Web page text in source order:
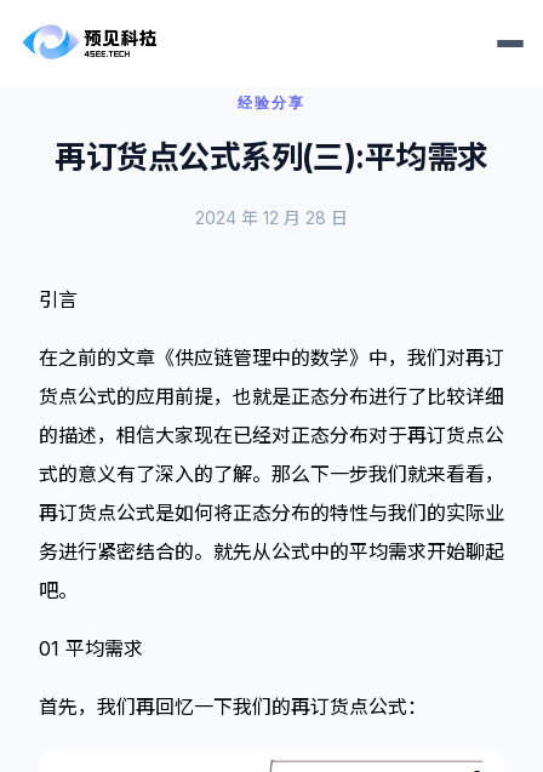
经验分享
再订货点公式系列(三):平均需求
2024 年 12 月 28 日
引言
在之前的文章《供应链管理中的数学》中，我们对再订
货点公式的应用前提，也就是正态分布进行了比较详细
的描述，相信大家现在已经对正态分布对于再订货点公
式的意义有了深入的了解。那么下一步我们就来看看，
再订货点公式是如何将正态分布的特性与我们的实际业
务进行紧密结合的。就先从公式中的平均需求开始聊起
吧。
01 平均需求
首先，我们再回忆一下我们的再订货点公式：